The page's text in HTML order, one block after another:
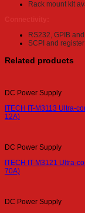
Rack mount kit
RS232, GPIB
SCPI and
Related products
DC Power Supply
ITECH IT-M3113 Ultra-
12A)
DC Power Supply
ITECH IT-M3121 Ultra-
70A)
DC Power Supply